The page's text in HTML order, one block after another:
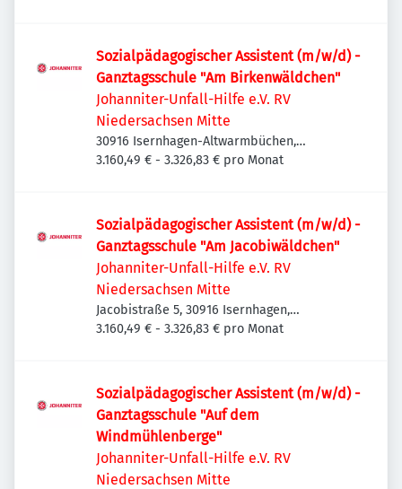
Sozialpädagogischer Assistent (m/w/d) -
Ganztagsschule "Am Birkenwäldchen"
Johanniter-Unfall-Hilfe e.V. RV
Niedersachsen Mitte
30916 Isernhagen-Altwarmbüchen,
Deutschland
3.160,49 € - 3.326,83 € pro Monat
Sozialpädagogischer Assistent (m/w/d) -
Ganztagsschule "Am Jacobiwäldchen"
Johanniter-Unfall-Hilfe e.V. RV
Niedersachsen Mitte
Jacobistraße 5, 30916 Isernhagen,
Deutschland
3.160,49 € - 3.326,83 € pro Monat
Sozialpädagogischer Assistent (m/w/d) -
Ganztagsschule "Auf dem
Windmühlenberge"
Johanniter-Unfall-Hilfe e.V. RV
Niedersachsen Mitte